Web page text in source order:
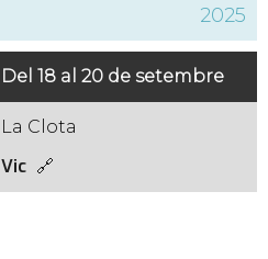
2025
Del 18 al 20 de setembre
La Clota
Vic